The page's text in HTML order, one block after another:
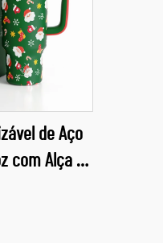
de Aço
com Alça e